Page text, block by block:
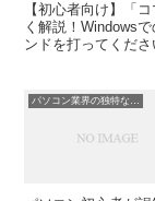
【初心者向け】「
く解説！Windows
ンドを打ってくだ